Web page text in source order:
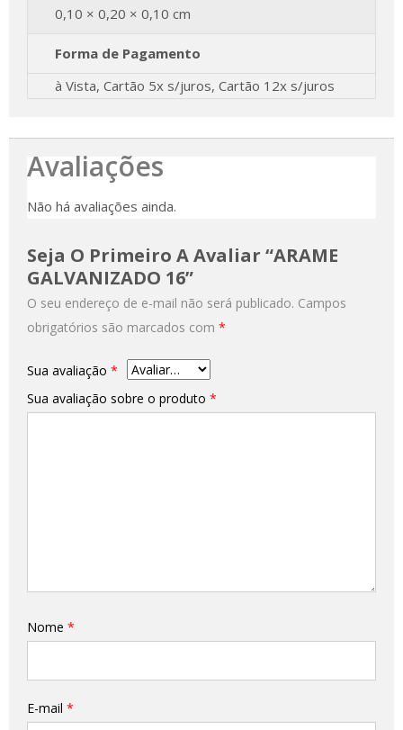
0,10 × 0,20 × 0,10 cm
Forma de Pagamento
à Vista, Cartão 5x s/juros, Cartão 12x s/juros
Avaliações
Não há avaliações ainda.
Seja O Primeiro A Avaliar “ARAME
GALVANIZADO 16”
O seu endereço de e-mail não será publicado. Campos
obrigatórios são marcados com *
Sua avaliação *
Sua avaliação sobre o produto *
Nome *
E-mail *